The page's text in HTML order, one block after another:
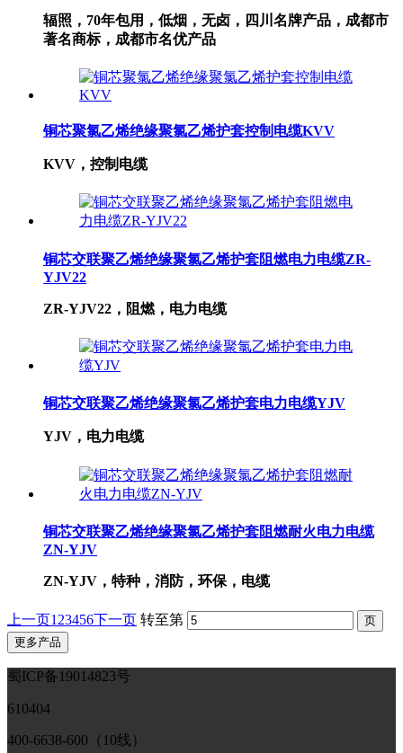
辐照，70年包用，低烟，无卤，四川名牌产品，成都市
著名商标，成都市名优产品
铜芯聚氯乙烯绝缘聚氯乙烯护套控制电缆KVV
KVV，控制电缆
铜芯交联聚乙烯绝缘聚氯乙烯护套阻燃电力电缆ZR-
YJV22
ZR-YJV22，阻燃，电力电缆
铜芯交联聚乙烯绝缘聚氯乙烯护套电力电缆YJV
YJV，电力电缆
铜芯交联聚乙烯绝缘聚氯乙烯护套阻燃耐火电力电缆
ZN-YJV
ZN-YJV，特种，消防，环保，电缆
上一页1 23456下一页 转至第
更多产品
蜀ICP备19014823号
610404
400-6638-600（10线）